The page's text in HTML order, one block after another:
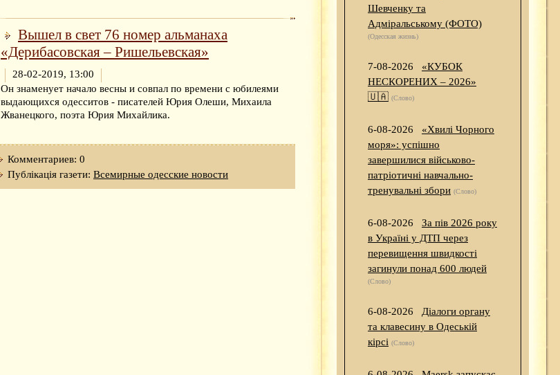
Вышел в свет 76 номер альманаха
«Дерибасовская – Ришельевская»
28-02-2019, 13:00
Он знаменует начало весны и совпал по времени с юбилеями
выдающихся одесситов - писателей Юрия Олеши, Михаила
Жванецкого, поэта Юрия Михайлика.
Комментариев: 0
Публікація газети: Всемирные одесские новости
Шевченку та
Адміральському (ФОТО)
(Одесская жизнь)
7-08-2026
«КУБОК
НЕСКОРЕНИХ – 2026»
🇺🇦 (Слово)
6-08-2026
«Хвилі Чорного
моря»: успішно
завершилися військово-
патріотичні навчально-
тренувальні збори (Слово)
6-08-2026
За пів 2026 року
в Україні у ДТП через
перевищення швидкості
загинули понад 600 людей
(Слово)
6-08-2026
Діалоги органу
та клавесину в Одеській
кірсі (Слово)